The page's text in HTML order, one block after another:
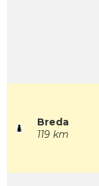
Breda
119 km